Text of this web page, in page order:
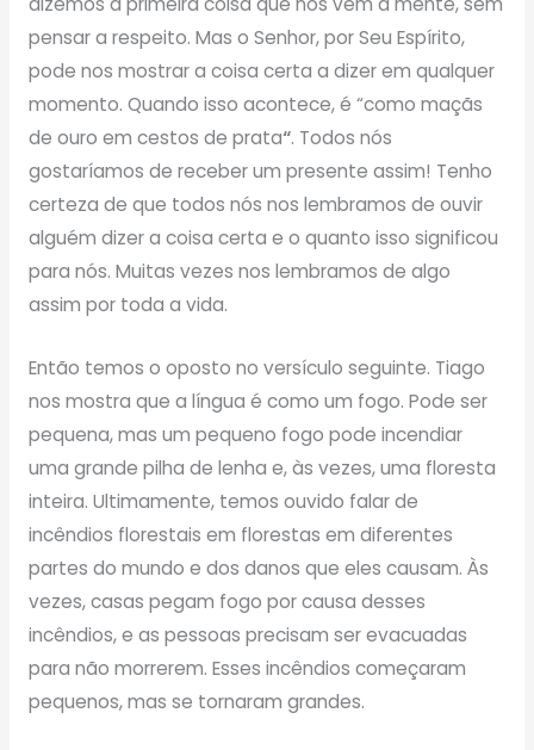
pensar a respeito. Mas o Senhor, por Seu Espírito,
pode nos mostrar a coisa certa a dizer em qualquer
momento. Quando isso acontece, é “como maçãs
de ouro em cestos de prata“. Todos nós
gostaríamos de receber um presente assim! Tenho
certeza de que todos nós nos lembramos de ouvir
alguém dizer a coisa certa e o quanto isso significou
para nós. Muitas vezes nos lembramos de algo
assim por toda a vida.
Então temos o oposto no versículo seguinte. Tiago
nos mostra que a língua é como um fogo. Pode ser
pequena, mas um pequeno fogo pode incendiar
uma grande pilha de lenha e, às vezes, uma floresta
inteira. Ultimamente, temos ouvido falar de
incêndios florestais em florestas em diferentes
partes do mundo e dos danos que eles causam. Às
vezes, casas pegam fogo por causa desses
incêndios, e as pessoas precisam ser evacuadas
para não morrerem. Esses incêndios começaram
pequenos, mas se tornaram grandes.